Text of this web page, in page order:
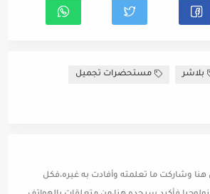
بلاشر مستحضرات تجميل
وشاركت ما تعلمته وأفادت به غيره،فكل